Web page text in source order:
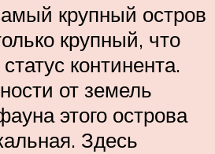
крупный остров
крупный, что
континента.
от земель
этого острова
Здесь